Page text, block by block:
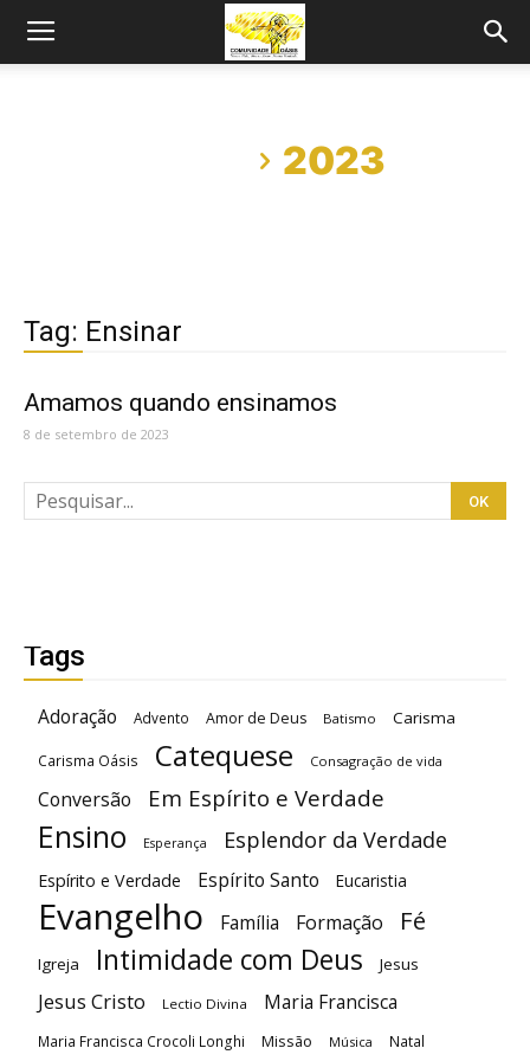
2023
Tag: Ensinar
Amamos quando ensinamos
8 de setembro de 2023
Tags
Adoração Advento Amor de Deus Batismo Carisma
Carisma Oásis Catequese Consagração de vida
Conversão Em Espírito e Verdade
Ensino Esperança Esplendor da Verdade
Espírito e Verdade Espírito Santo Eucaristia
Evangelho Família Formação Fé
Igreja Intimidade com Deus Jesus
Jesus Cristo Lectio Divina Maria Francisca
Maria Francisca Crocoli Longhi Missão Música Natal